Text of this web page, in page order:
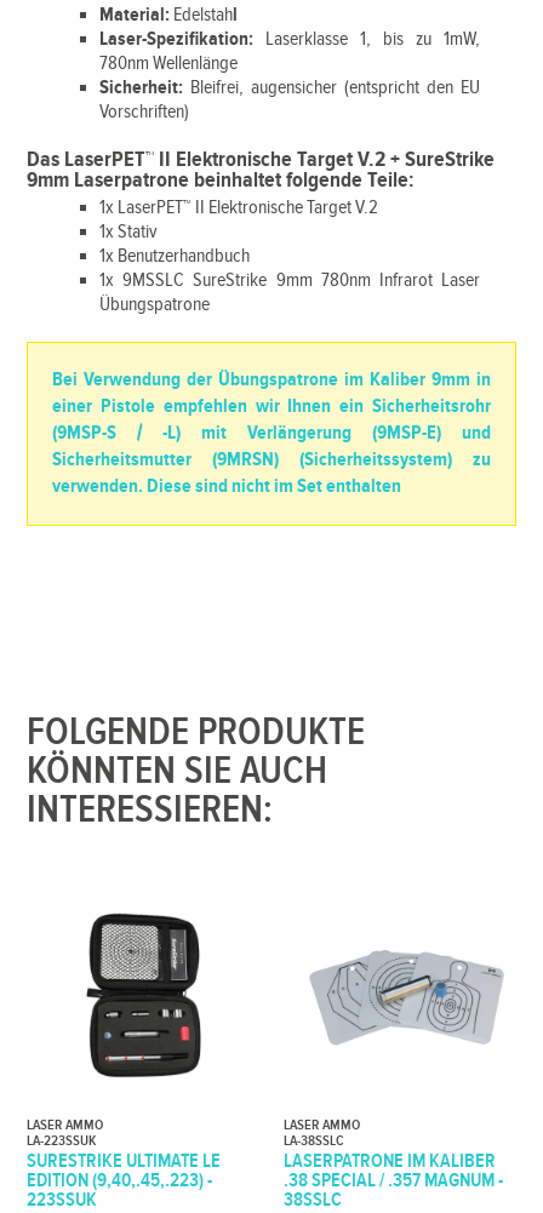
Material: Edelstahl
Laser-Spezifikation: Laserklasse 1, bis zu 1mW,
780nm Wellenlänge
Sicherheit: Bleifrei, augensicher (entspricht den EU
Vorschriften)
Das LaserPET™ II Elektronische Target V.2 + SureStrike
9mm Laserpatrone beinhaltet folgende Teile:
1x LaserPET™ II Elektronische Target V.2
1x Stativ
1x Benutzerhandbuch
1x 9MSSLC SureStrike 9mm 780nm Infrarot Laser
Übungspatrone
Bei Verwendung der Übungspatrone im Kaliber 9mm in
einer Pistole empfehlen wir Ihnen ein Sicherheitsrohr
(9MSP-S / -L) mit Verlängerung (9MSP-E) und
Sicherheitsmutter (9MRSN) (Sicherheitssystem) zu
verwenden. Diese sind nicht im Set enthalten
FOLGENDE PRODUKTE
KÖNNTEN SIE AUCH
INTERESSIEREN:
LASER AMMO
LA-223SSUK
SURESTRIKE ULTIMATE LE
EDITION (9,40,.45,.223) -
223SSUK
LASER AMMO
LA-38SSLC
LASERPATRONE IM KALIBER
.38 SPECIAL / .357 MAGNUM -
38SSLC